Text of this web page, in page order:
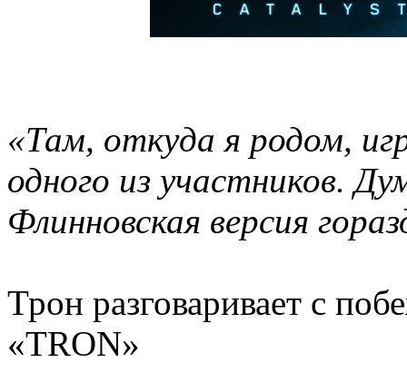
«Там, откуда я родом,
одного из участников.
Флинновская версия
Трон разговаривает с
«TRON»